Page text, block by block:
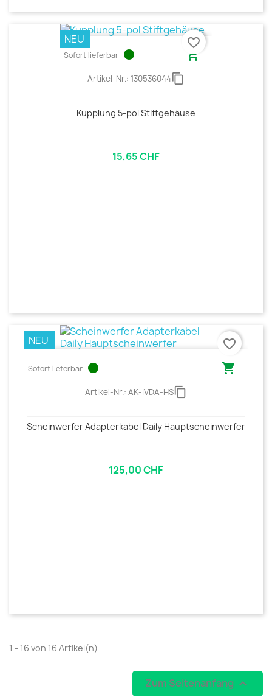
Sofort lieferbar circle 
Artikel-Nr.: 130536044content_copy
Kupplung 5-pol Stiftgehäuse
15,65 CHF
NEU favorite_border
Sofort lieferbar circle 
Artikel-Nr.: AK-IVDA-HScontent_copy
Scheinwerfer Adapterkabel Daily Hauptscheinwerfer
125,00 CHF
NEU favorite_border
1 - 16 von 16 Artikel(n)
Zum Seitenanfang 